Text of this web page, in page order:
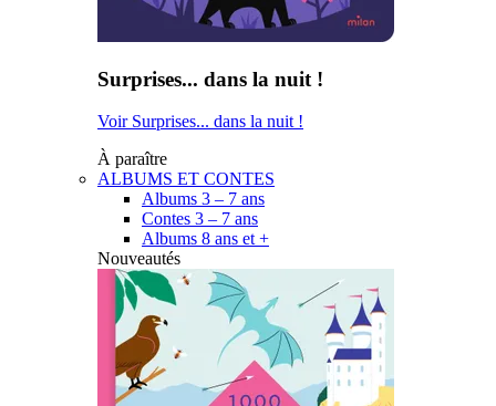
Surprises... dans la nuit !
Voir Surprises... dans la nuit !
À paraître
ALBUMS ET CONTES
Albums 3 – 7 ans
Contes 3 – 7 ans
Albums 8 ans et +
Nouveautés